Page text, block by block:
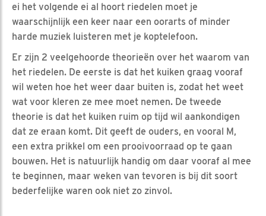
ei het volgende ei al hoort riedelen moet je
waarschijnlijk een keer naar een oorarts of minder
harde muziek luisteren met je koptelefoon.
Er zijn 2 veelgehoorde theorieën over het waarom van
het riedelen. De eerste is dat het kuiken graag vooraf
wil weten hoe het weer daar buiten is, zodat het weet
wat voor kleren ze mee moet nemen. De tweede
theorie is dat het kuiken ruim op tijd wil aankondigen
dat ze eraan komt. Dit geeft de ouders, en vooral M,
een extra prikkel om een prooivoorraad op te gaan
bouwen. Het is natuurlijk handig om daar vooraf al mee
te beginnen, maar weken van tevoren is bij dit soort
bederfelijke waren ook niet zo zinvol.